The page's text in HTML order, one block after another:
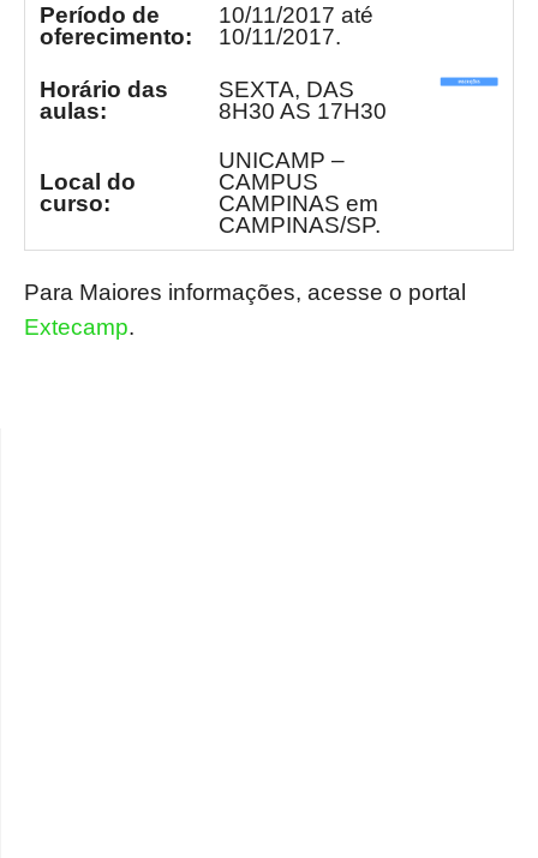
Período de
oferecimento:
10/11/2017 até
10/11/2017.
Horário das
aulas:
SEXTA, DAS
8H30 AS 17H30
Local do
curso:
UNICAMP –
CAMPUS
CAMPINAS em
CAMPINAS/SP.
Para Maiores informações, acesse o portal
Extecamp.